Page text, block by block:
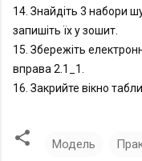
14. Знайдіть 3 набори
запишіть їх у зошит.
15. Збережіть
вправа 2.1_1.
16. Закрийте вікно
Модель